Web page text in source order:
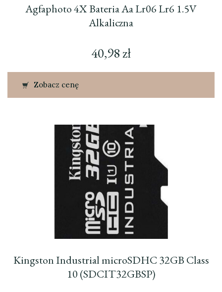
Agfaphoto 4X Bateria Aa Lr06 Lr6 1.5V
Alkaliczna
40,98zł
Zobacz cenę
Kingston Industrial microSDHC 32GB Class
10 (SDCIT32GBSP)